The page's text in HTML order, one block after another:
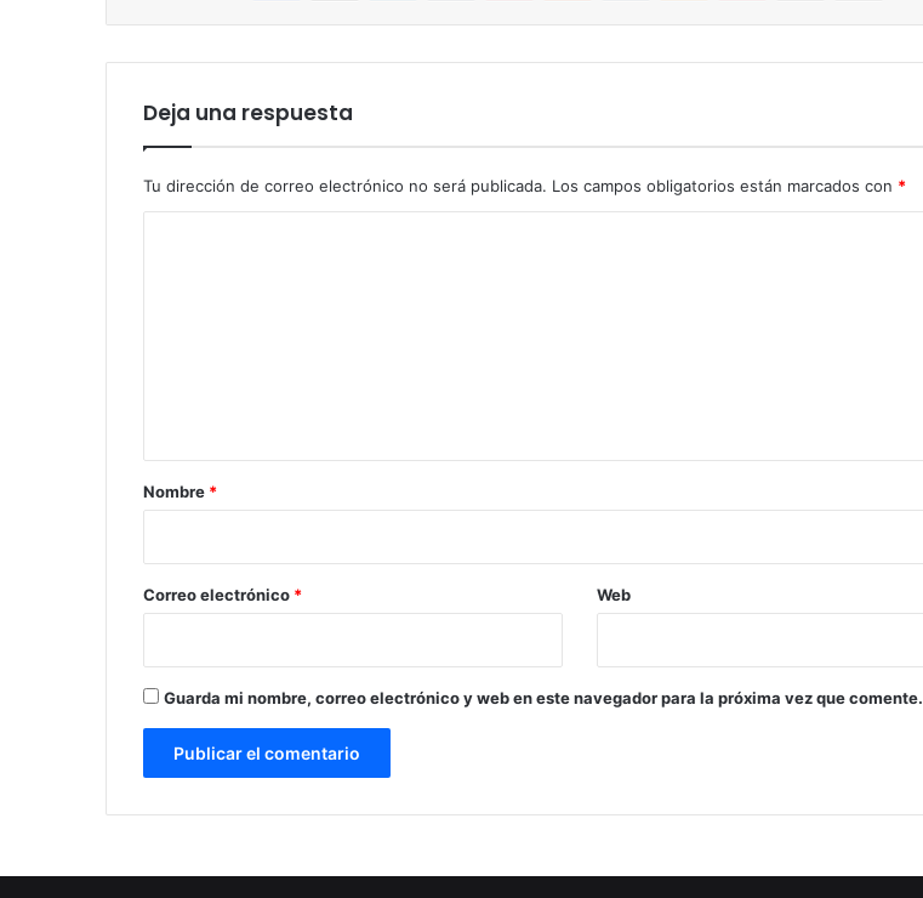
Deja una respuesta
Tu dirección de correo electrónico no será publicada. Los campos obligatorios están marcados con *
r
*
Nombre *
Correo electrónico * Web
Guarda mi nombre, correo electrónico y web en este navegador para la próxima vez que comente.